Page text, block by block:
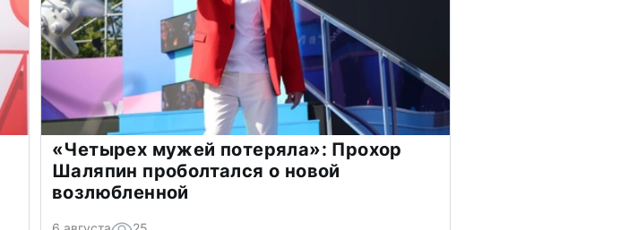
«Четырех мужей потеряла»: Прохор
Шаляпин проболтался о новой
возлюбленной